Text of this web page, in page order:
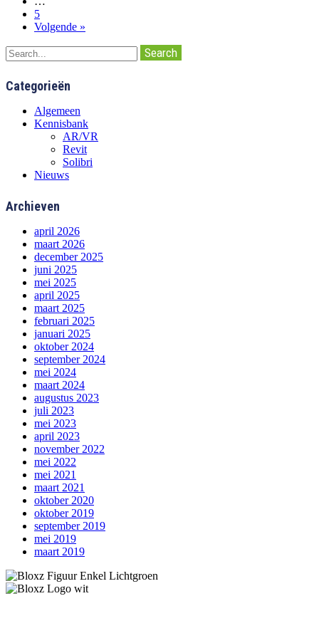
5
Volgende »
Search
Categorieën
Algemeen
Kennisbank
AR/VR
Revit
Solibri
Nieuws
Archieven
april 2026
maart 2026
december 2025
juni 2025
mei 2025
april 2025
maart 2025
februari 2025
januari 2025
oktober 2024
september 2024
mei 2024
maart 2024
augustus 2023
juli 2023
mei 2023
april 2023
november 2022
mei 2022
mei 2021
maart 2021
oktober 2020
oktober 2019
september 2019
mei 2019
maart 2019